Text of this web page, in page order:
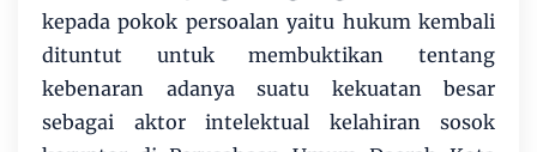
kepada pokok persoalan yaitu hukum kembali
dituntut untuk membuktikan tentang
kebenaran adanya suatu kekuatan besar
sebagai aktor intelektual kelahiran sosok